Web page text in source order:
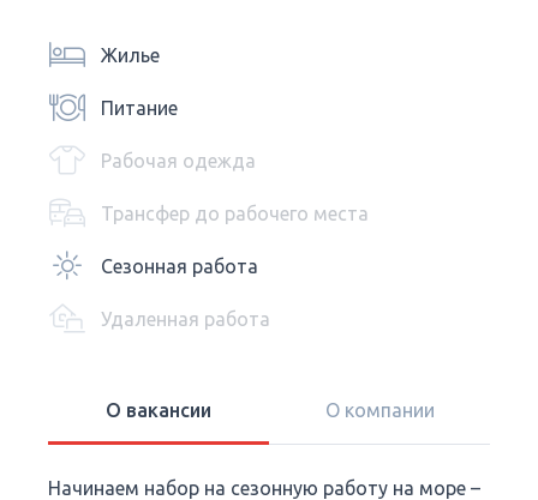
Жилье
Питание
Рабочая одежда
Трансфер до рабочего места
Сезонная работа
Удаленная работа
О вакансии О компании
Начинаем набор на сезонную работу на море –